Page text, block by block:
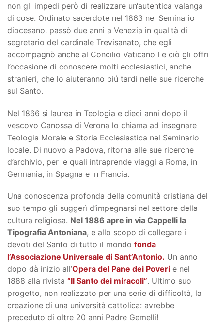
non gli impedi però di realizzare un‘autentica valanga
di cose. Ordinato sacerdote nel 1863 nel Seminario
diocesano, passò due anni a Venezia in qualità di
segretario del cardinale Trevisanato, che egli
accompagnò anche al Concilio Vaticano I e ciò gli offri
l’occasione di conoscere molti ecclesiastici, anche
stranieri, che lo aiuteranno piú tardi nelle sue ricerche
sul Santo.
Nel 1866 si laurea in Teologia e dieci anni dopo il
vescovo Canossa di Verona lo chiama ad insegnare
Teologia Morale e Storia Ecclesiastica nel Seminario
locale. Di nuovo a Padova, ritorna alle sue ricerche
d’archivio, per le quali intraprende viaggi a Roma, in
Germania, in Spagna e in Francia.
Una conoscenza profonda della comunità cristiana del
suo tempo gli suggerì d’impegnarsi nel settore della
cultura religiosa. Nel 1886 apre in via Cappelli la
Tipografia Antoniana, e allo scopo di collegare i
devoti del Santo di tutto il mondo fonda
l’Associazione Universale di Sant’Antonio. Un anno
dopo dà inizio all’Opera del Pane dei Poveri e nel
1888 alla rivista “Il Santo dei miracoli”. Ultimo suo
progetto, non realizzato per una serie di difficoltà, la
creazione di una università cattolica: avrebbe
preceduto di oltre 20 anni Padre Gemelli!